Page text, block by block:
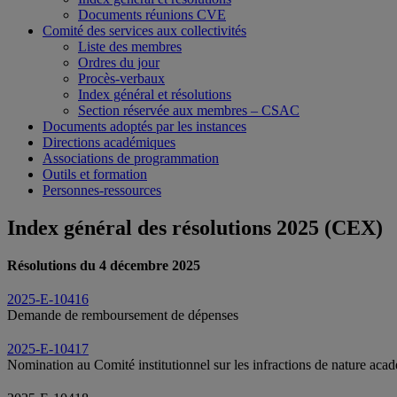
Documents réunions CVE
Comité des services aux collectivités
Liste des membres
Ordres du jour
Procès-verbaux
Index général et résolutions
Section réservée aux membres – CSAC
Documents adoptés par les instances
Directions académiques
Associations de programmation
Outils et formation
Personnes-ressources
Index général des résolutions 2025 (CEX)
Résolutions du 4 décembre 2025
2025-E-10416
Demande de remboursement de dépenses
2025-E-10417
Nomination au Comité institutionnel sur les infractions de nature